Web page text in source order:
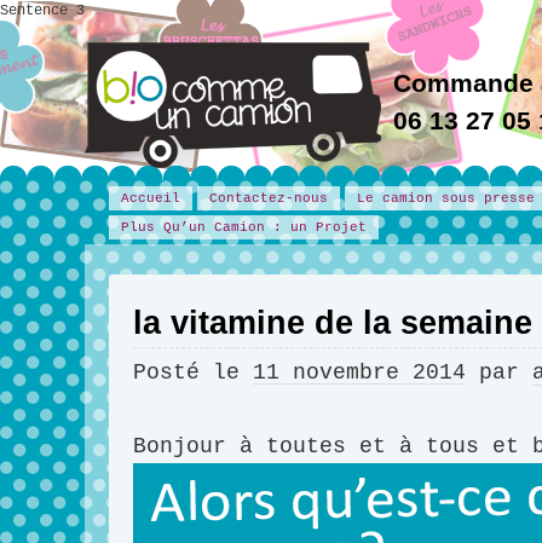
Sentence 3
Commande
06 13 27 05
Accueil Contactez-nous
Le camion sous presse
Plus Qu’un Camion : un Projet
la vitamine de la semaine
Posté le 11 novembre 2014 par
Bonjour à toutes et à tous et